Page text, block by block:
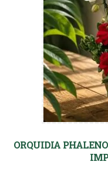
ORQUIDIA